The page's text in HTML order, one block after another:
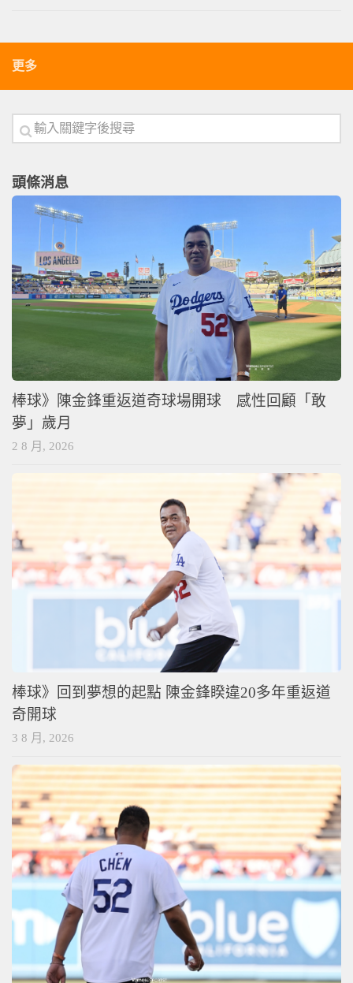
更多
頭條消息
棒球》陳金鋒重返道奇球場開球 感性回顧「敢
夢」歲月
2 8 月, 2026
棒球》回到夢想的起點 陳金鋒睽違20多年重返道
奇開球
3 8 月, 2026